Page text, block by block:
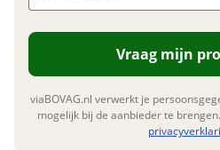
BOVAG Garantie
Fabrieksgarantie
Ja
Vraag mijn
viaBOVAG.nl verwerkt je
mogelijk bij de aanbieder te